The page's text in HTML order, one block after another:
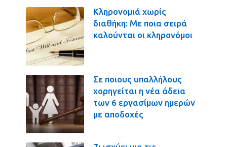
Κληρονομιά χωρίς
διαθήκη: Με ποια σειρά
καλούνται οι κληρονόμοι
Σε ποιους υπαλλήλους
χορηγείται η νέα άδεια
των 6 εργασίμων ημερών
με αποδοχές